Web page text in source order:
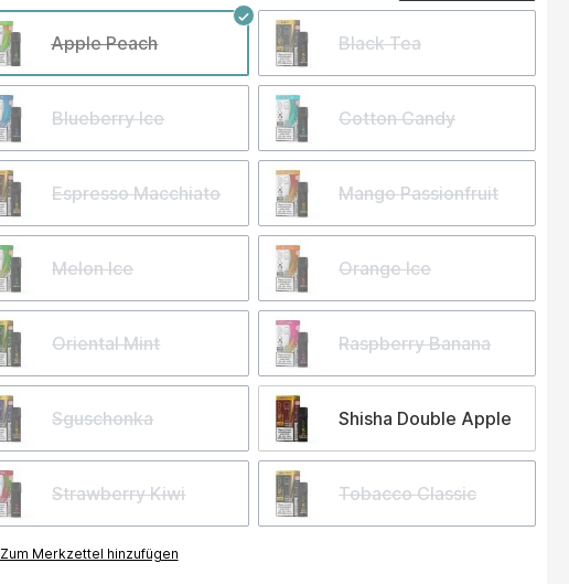
Apple Peach Black Tea
Blueberry Ice Cotton Candy
Espresso Macchiato Mango Passionfruit
Melon Ice Orange Ice
Oriental Mint Raspberry Banana
Sguschonka Shisha Double Apple
Strawberry Kiwi Tobacco Classic
Zum Merkzettel hinzufügen